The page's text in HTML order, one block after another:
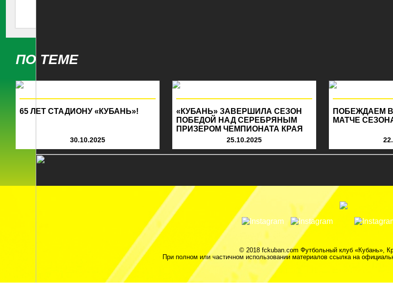
ПО ТЕМЕ
65 ЛЕТ СТАДИОНУ «КУБАНЬ»!
30.10.2025
«КУБАНЬ» ЗАВЕРШИЛА СЕЗОН
ПОБЕДОЙ НАД СЕРЕБРЯНЫМ
ПРИЗЕРОМ ЧЕМПИОНАТА КРАЯ
25.10.2025
ПОБЕЖДАЕМ
МАТЧЕ
© 2018 fckuban.com Футбольный клуб «Кубань»,
При полном или частичном использовании материалов ссылка на